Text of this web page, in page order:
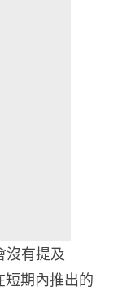
沒有提及
期內推出的